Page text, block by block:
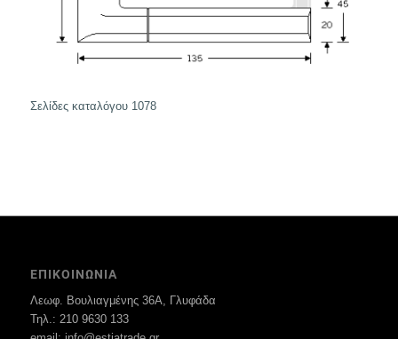
Σελίδες καταλόγου 1078
ΕΠΙΚΟΙΝΩΝΙΑ
Λεωφ. Βουλιαγμένης 36Α, Γλυφάδα
Τηλ.: 210 9630 133